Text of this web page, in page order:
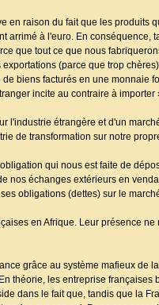
en raison du fait que les produits
à l'euro. En conséquence,
que tout ce que nous
(parce que trop
biens facturés en une monnaie
incite au contraire à importer
l'industrie étrangère et d'un
de transformation sur notre
qui nous est faite de
nos échanges extérieurs en
obligations (dettes) sur le
en Afrique. Leur présence
grâce au système mafieux de
théorie, les entreprise françaises
dans le fait que, tandis que la